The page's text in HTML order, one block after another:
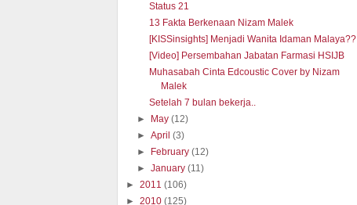
Status 21
13 Fakta Berkenaan Nizam Malek
[KISSinsights] Menjadi Wanita Idaman Malaya??
[Video] Persembahan Jabatan Farmasi HSIJB
Muhasabah Cinta Edcoustic Cover by Nizam
Malek
Setelah 7 bulan bekerja..
►
May(12)
►April(3)
►
February(12)
►January(11)
► 2011 (106)
► 2010 (125)